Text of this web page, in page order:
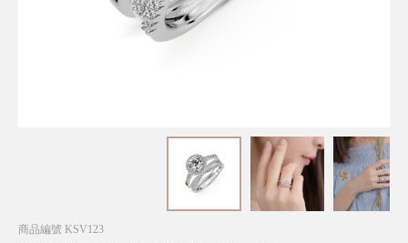
商品編號 KSV123